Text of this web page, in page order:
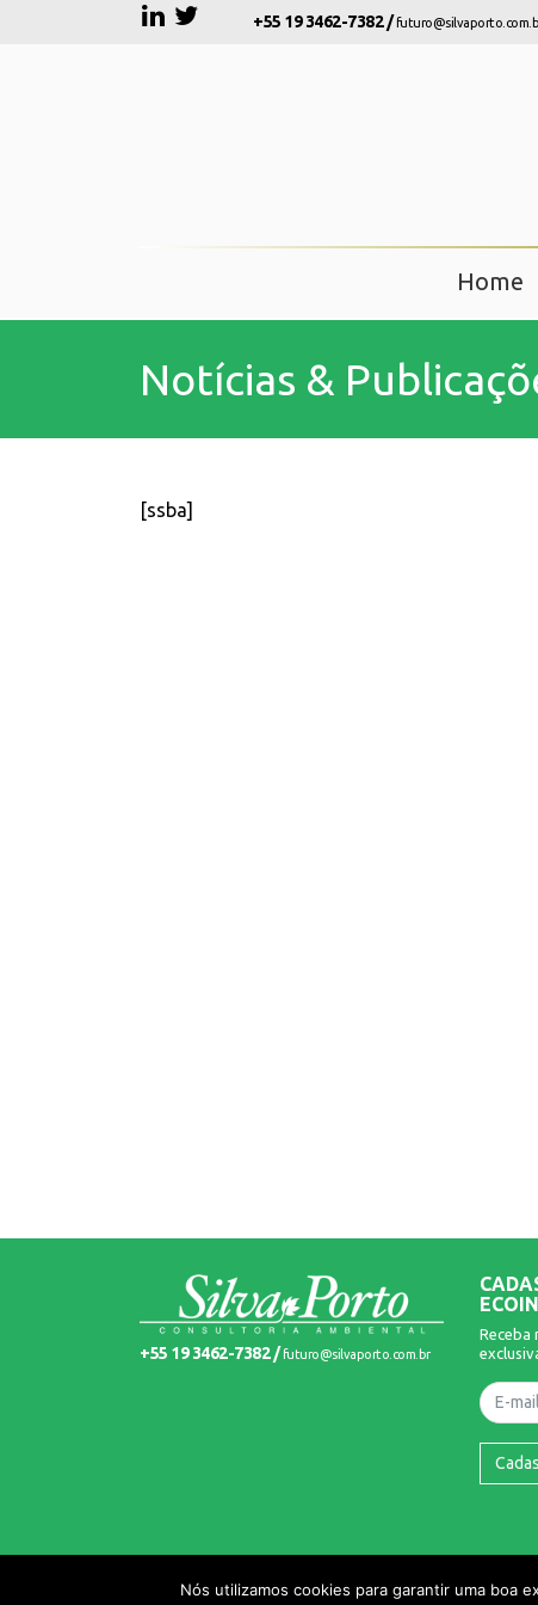
+55 19 3462-7382 /
Home
Notícias &
[ssba]
+55 19 3462-7382 /futuro@silvaporto.com.br
Receba
Nome
© 2026 Silva Porto. Todos os Direitos Reservados.
Nós utilizamos cookies para garantir uma boa